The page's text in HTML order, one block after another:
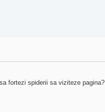
fortezi spiderii sa viziteze pagina?